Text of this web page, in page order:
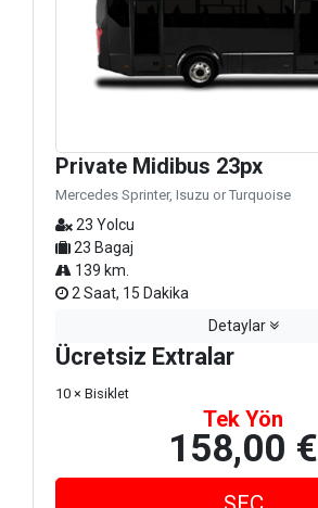
Private Midibus 23px
Mercedes Sprinter, Isuzu or Turquoise
23 Yolcu
23 Bagaj
139 km.
2 Saat, 15 Dakika
Detaylar
Ücretsiz Extralar
10 × Bisiklet
Tek Yön
158,00 €